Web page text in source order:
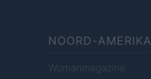
NOORD-AMERIKA
Womanmagazine